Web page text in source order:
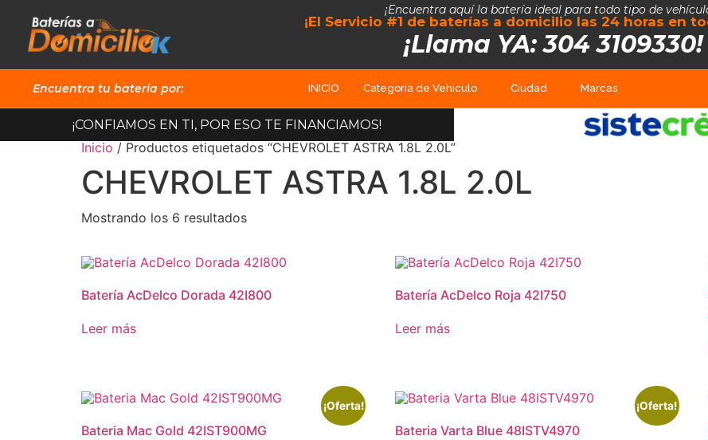
¡Encuentra aquí la batería ideal para todo tipo de
¡El Servicio #1 de baterías a domicilio las 24 horas en
¡Llama YA: 304 3109330!
Encuentra tu bateria por: INICIO Categoría de Vehiculo Ciudad Marcas
¡CONFIAMOS EN TI, POR ESO TE FINANCIAMOS!
Inicio / Productos etiquetados “CHEVROLET ASTRA 1.8L 2.0L”
CHEVROLET ASTRA 1.8L 2.0L
Mostrando los 6 resultados
Batería AcDelco Dorada 42I800
Leer más
Batería AcDelco Roja 42I750
Leer más
¡Oferta!
Bateria Mac Gold 42IST900MG
¡Oferta!
Bateria Varta Blue 48ISTV4970